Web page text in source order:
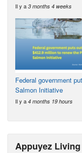
Il y a 3 months 4 weeks
Federal government
Salmon Initiative
Il y a 4 months 19 hours
Appuyez